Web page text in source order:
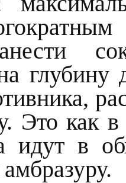
Это как в
идут в